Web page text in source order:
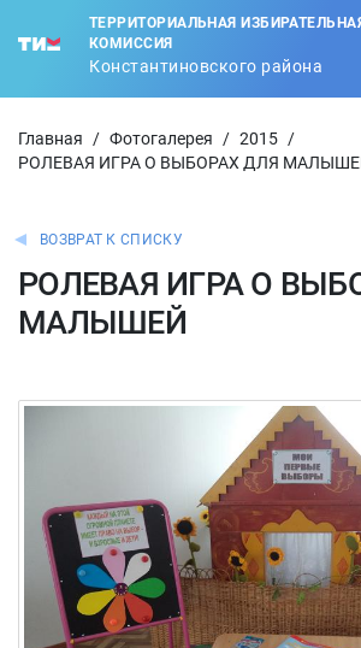
ТЕРРИТОРИАЛЬНАЯ
КОМИССИЯ
Константиновского района
Главная / Фотогалерея / 2015 /
РОЛЕВАЯ ИГРА О ВЫБОРАХ ДЛЯ
ВОЗВРАТ К СПИСКУ
РОЛЕВАЯ ИГРА О
МАЛЫШЕЙ